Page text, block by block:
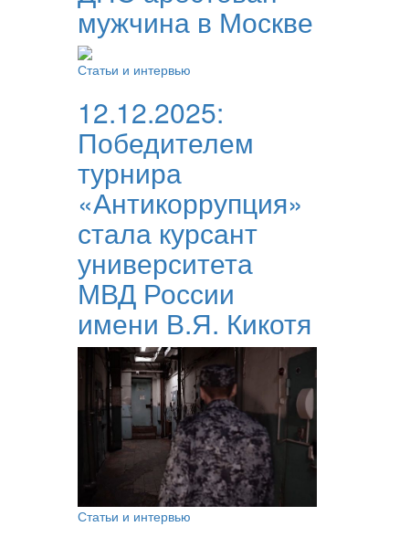
мужчина в Москве
Статьи и интервью
12.12.2025:
Победителем
турнира
«Антикоррупция»
стала курсант
университета
МВД России
имени В.Я. Кикотя
Статьи и интервью